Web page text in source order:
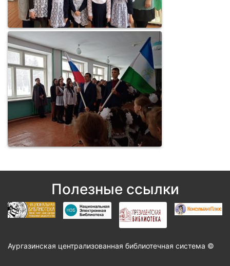
Полезные ссылки
Аургазинская централизованная библиотечная система ©